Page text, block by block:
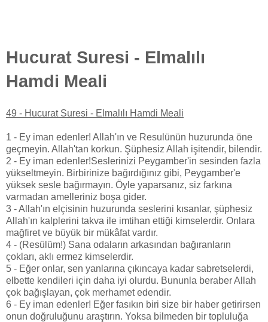
Hucurat Suresi - Elmalılı
Hamdi Meali
49 - Hucurat Suresi - Elmalılı Hamdi Meali
1 - Ey iman edenler! Allah'ın ve Resulünün huzurunda öne
geçmeyin. Allah'tan korkun. Şüphesiz Allah işitendir, bilendir.
2 - Ey iman edenler!Seslerinizi Peygamber'in sesinden fazla
yükseltmeyin. Birbirinize bağırdığınız gibi, Peygamber'e
yüksek sesle bağırmayın. Öyle yaparsanız, siz farkına
varmadan amelleriniz boşa gider.
3 - Allah'ın elçisinin huzurunda seslerini kısanlar, şüphesiz
Allah'ın kalplerini takva ile imtihan ettiği kimselerdir. Onlara
mağfiret ve büyük bir mükâfat vardır.
4 - (Resülüm!) Sana odaların arkasından bağıranların
çokları, aklı ermez kimselerdir.
5 - Eğer onlar, sen yanlarına çıkıncaya kadar sabretselerdi,
elbette kendileri için daha iyi olurdu. Bununla beraber Allah
çok bağışlayan, çok merhamet edendir.
6 - Ey iman edenler! Eğer fasıkın biri size bir haber getirirsen
onun doğruluğunu araştırın. Yoksa bilmeden bir topluluğa